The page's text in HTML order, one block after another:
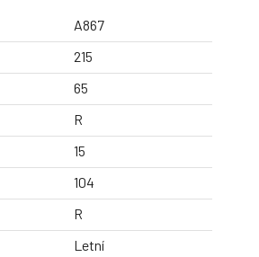
A867
215
65
R
15
104
R
Letní